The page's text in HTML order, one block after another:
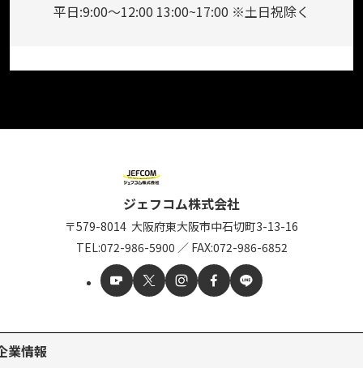
平日:9:00～12:00 13:00~17:00 ※土日祝除く
ジェフコム株式会社
〒579-8014 大阪府東大阪市中石切町3-13-16
TEL:072-986-5900 ／ FAX:072-986-6852
業情報